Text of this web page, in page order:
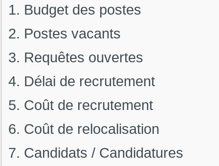
Budget des postes
Postes vacants
Requêtes ouvertes
Délai de recrutement
Coût de recrutement
Coût de relocalisation
Candidats / Candidatures